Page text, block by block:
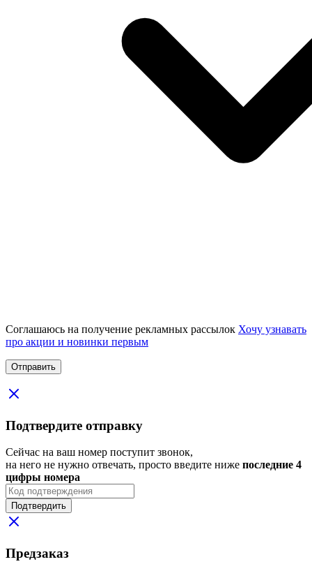
Соглашаюсь на получение рекламных рассылок Хочу узнавать
про акции и новинки первым
Подтвердите отправку
Сейчас на ваш номер поступит звонок,
на него не нужно отвечать, просто введите ниже последние 4
цифры номера
Подтвердить
Предзаказ